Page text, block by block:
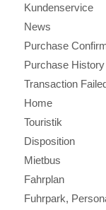
Kundenservice
News
Purchase
Purchase History
Transaction
Home
Touristik
Disposition
Mietbus
Fahrplan
Fuhrpark,